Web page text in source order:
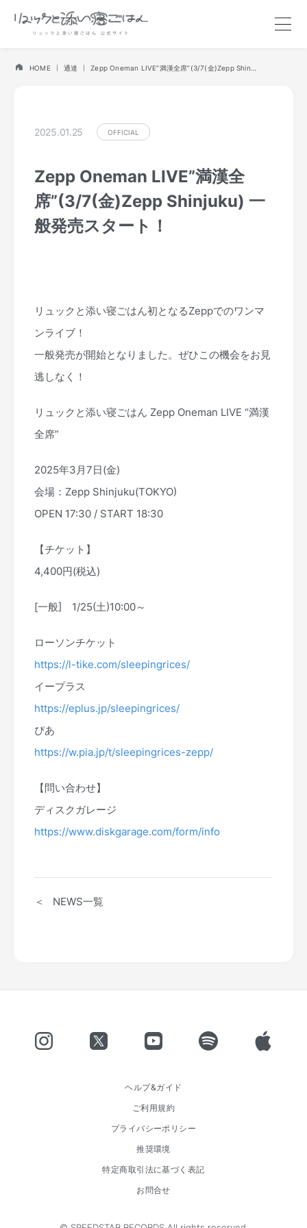
HOME 通達
2025.01.25 OFFICIAL
Zepp Oneman LIVE”満漢全
席”(3/7(金)Zepp Shinjuku) 一
般発売スタート！
リュックと添い寝ごはん初となるZeppでのワンマ
ンライブ！
一般発売が開始となりました。ぜひこの機会をお見
逃しなく！
リュックと添い寝ごはん Zepp Oneman LIVE “満漢
全席”
2025年3月7日(金)
会場：Zepp Shinjuku(TOKYO)
OPEN 17:30 / START 18:30
【チケット】
4,400円(税込)
[一般] 1/25(土)10:00～
ローソンチケット
https://l-tike.com/sleepingrices/
イープラス
https://eplus.jp/sleepingrices/
ぴあ
https://w.pia.jp/t/sleepingrices-zepp/
【問い合わせ】
ディスクガレージ
https://www.diskgarage.com/form/info
＜ NEWS一覧
ヘルプ&ガイド
ご利用規約
プライバシーポリシー
推奨環境
特定商取引法に基づく表記
お問合せ